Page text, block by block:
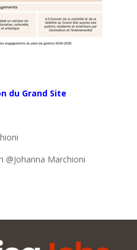
du Grand Site
@Johanna Marchioni